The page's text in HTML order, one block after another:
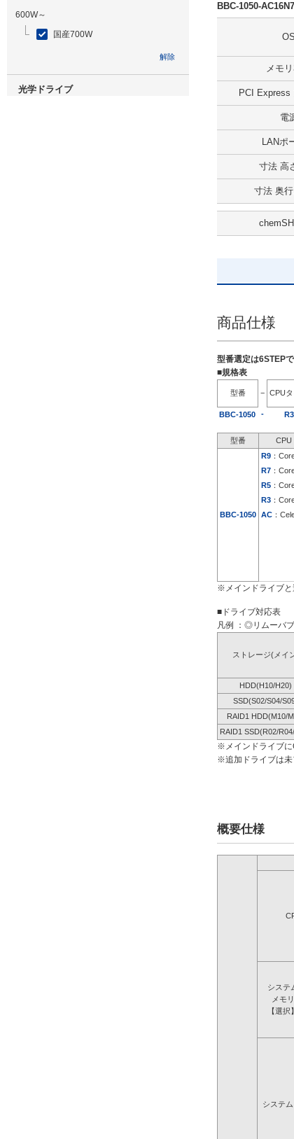
600W～
国産700W
解除
光学ドライブ
BBC-1050-
OS
メモ
PCI Express
電
LANポ
寸法 高
寸法 奥
商品仕様
型番選定は6STEP
■規格表
型番 − CPU
BBC-1050 - R3
型番 CPU
BBC-1050
R9 ：
R7 ：
R5 ：
R3 ：
AC ：
※メインドライブと
■ドライブ対応表
凡例 ：◎リムーバ
ストレージ(メイ
HDD(H10/H20)
SSD(S02/S04/
RAID1 HDD(M10/
RAID1 SSD(R02/
※メインドライブに
※追加ドライブは未
概要仕様
システ
メモリ
【選択】
システ